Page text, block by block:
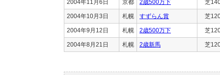
2004年11月6日 京都 2歳500万下 芝
2004年10月3日 札幌 すずらん賞 芝
2004年9月12日 札幌 2歳500万下 芝
2004年8月21日 札幌 2歳新馬 芝